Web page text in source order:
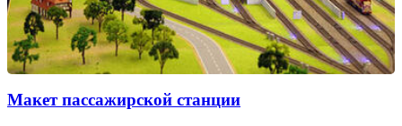
Макет пассажирской станции